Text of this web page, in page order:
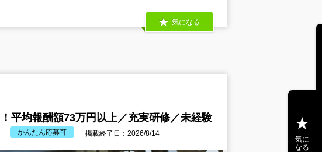
気になる
平均報酬額73万円以上／充実研修／未経験
かんたん応募可 掲載終了日：2026/8/14
気に
なる